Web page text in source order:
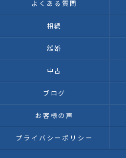
よくある質問
相続
離婚
中古
ブログ
お客様の声
プライバシーポリシー